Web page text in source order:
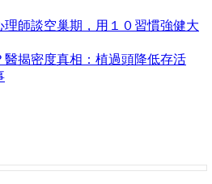
理師談空巢期，用１０習慣強健大
醫揭密度真相：植過頭降低存活